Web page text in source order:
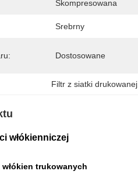
Skompresowana
Srebrny
Dostosowane
Filtr z siatki drukowanej
włókienniczej
trukowanych